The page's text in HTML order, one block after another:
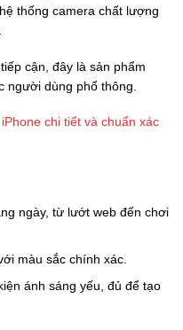
thống camera chất lượng
cận, đây là sản phẩm
người dùng phổ thông.
chi tiết và chuẩn xác
ngày, từ lướt web đến chơi
màu sắc chính xác.
ánh sáng yếu, đủ để tạo